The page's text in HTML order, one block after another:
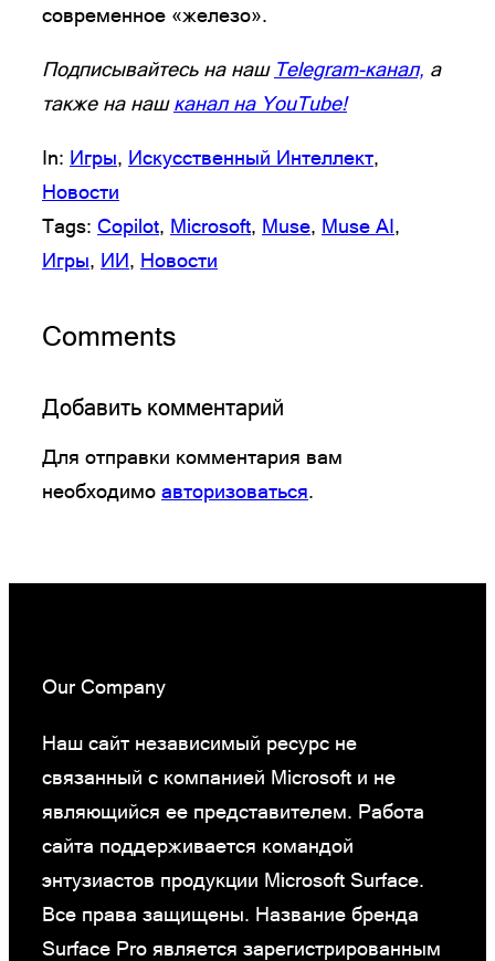
современное «железо».
Подписывайтесь на наш Telegram-канал, а
также на нашканал на YouTube!
In: Игры, Искусственный Интеллект
Новости
Tags: Copilot, Microsoft, Muse, Muse AI
Игры, ИИ, Новости
Comments
Добавить комментарий
Для отправки комментария вам
необходимо авторизоваться.
Our Company
Наш сайт независимый ресурс не
связанный с компанией Microsoft и не
являющийся ее представителем. Работа
сайта поддерживается командой
энтузиастов продукции Microsoft Surface.
Все права защищены. Название бренда
Surface Pro является зарегистрированным